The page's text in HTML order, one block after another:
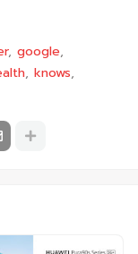
google
knows